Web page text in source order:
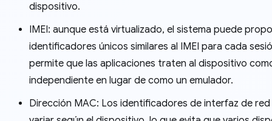
dispositivo.
IMEI: aunque está virtualizado, el sistema puede
identificadores únicos similares al IMEI para cada
permite que las aplicaciones traten al dispositivo
independiente en lugar de como un emulador.
Dirección MAC: Los identificadores de interfaz de